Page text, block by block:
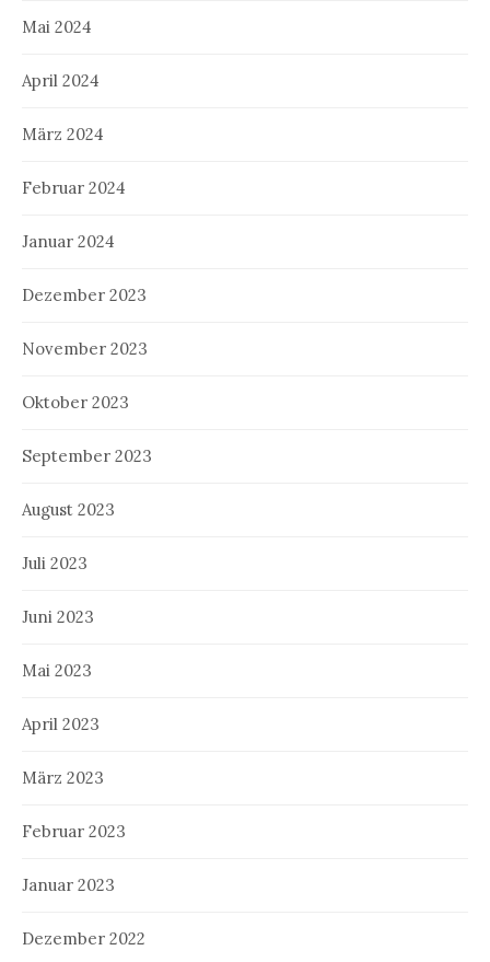
Mai 2024
April 2024
März 2024
Februar 2024
Januar 2024
Dezember 2023
November 2023
Oktober 2023
September 2023
August 2023
Juli 2023
Juni 2023
Mai 2023
April 2023
März 2023
Februar 2023
Januar 2023
Dezember 2022